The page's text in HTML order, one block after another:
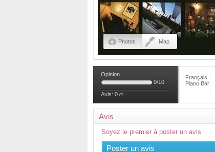
Photos Map
Opinion
0/10
Avis: 0
Français
Piano Bar
Avis
Soyez le premier à poster un avis
Poster un avis